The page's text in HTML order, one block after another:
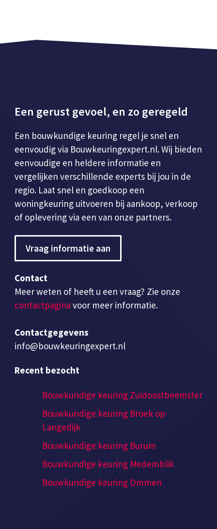
Een gerust gevoel, en zo geregeld
Een bouwkundige keuring regel je snel en
eenvoudig via Bouwkeuringexpert.nl. Wij bieden
eenvoudige en heldere informatie en
vergelijken verschillende experts bij jou in de
regio. Laat snel en goedkoop een
woningkeuring uitvoeren bij aankoop, verkoop
of oplevering via een van onze partners.
Vraag informatie aan
Contact
Meer weten of heeft u een vraag? Zie onze
contactpagina voor meer informatie.
Contactgegevens
info@bouwkeuringexpert.nl
Recent bezocht
Bouwkundige keuring Zuidoostbeemster
Bouwkundige keuring Broek op
Langedijk
Bouwkundige keuring Burum
Bouwkundige keuring Medemblik
Bouwkundige keuring Ommen